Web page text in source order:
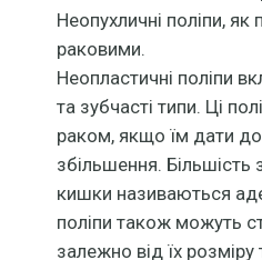
Неопухличні поліпи,
раковими.
Неопластичні поліпи
та зубчасті типи. Ці
раком, якщо їм дати
збільшення. Більшість
кишки називаються
поліпи також можуть
залежно від їх